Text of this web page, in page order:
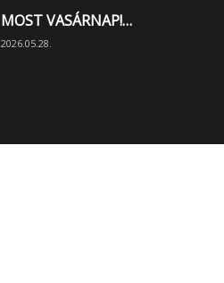
MOST VASÁRNAP!…
2026.05.28.